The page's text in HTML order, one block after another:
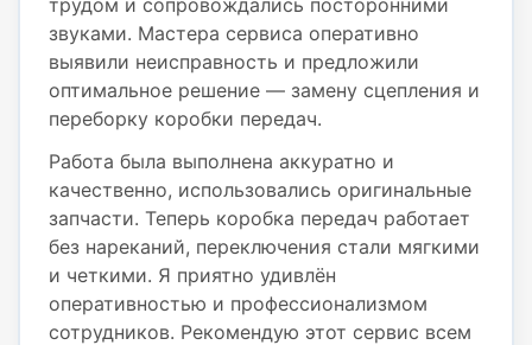
звуками. Мастера сервиса оперативно
выявили неисправность и предложили
оптимальное решение — замену сцепления и
переборку коробки передач.
Работа была выполнена аккуратно и
качественно, использовались оригинальные
запчасти. Теперь коробка передач работает
без нареканий, переключения стали мягкими
и четкими. Я приятно удивлён
оперативностью и профессионализмом
сотрудников. Рекомендую этот сервис всем